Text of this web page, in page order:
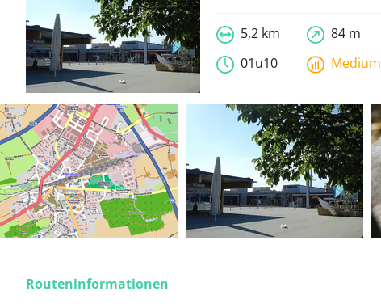
5,2 km
84 m
01u10
Medium
Routeninformationen